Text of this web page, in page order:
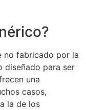
no fabricado por la
diseñado para ser
una
casos,
la de los